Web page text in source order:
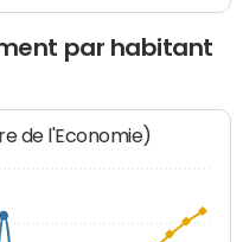
par habitant
de l'Economie)